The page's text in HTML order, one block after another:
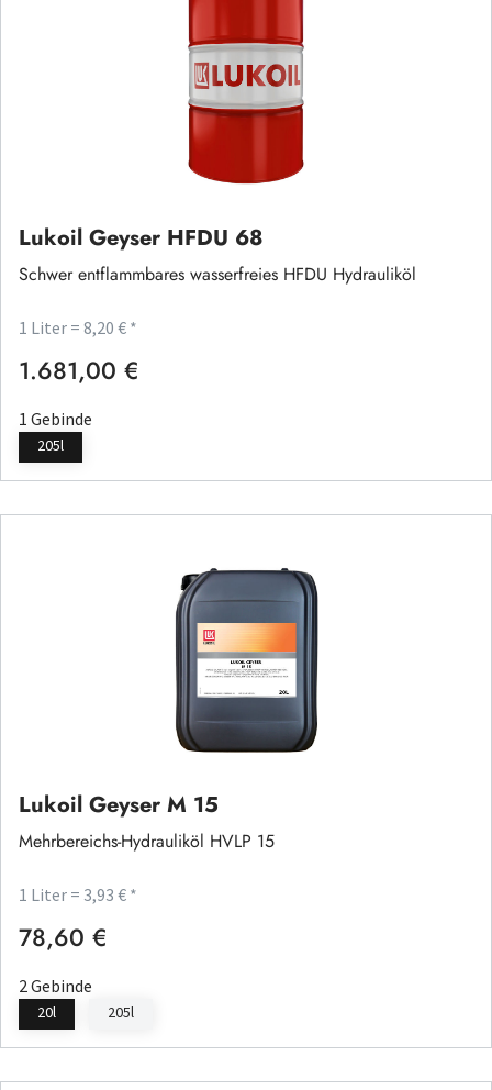
Lukoil Geyser HFDU 68
Schwer entflammbares wasserfreies HFDU Hydrauliköl
1 Liter = 8,20 € *
Regulärer Preis:
1.681,00 €
1 Gebinde
205l
Lukoil Geyser M 15
Mehrbereichs-Hydrauliköl HVLP 15
1 Liter = 3,93 € *
Regulärer Preis:
78,60 €
2 Gebinde
20l 205l